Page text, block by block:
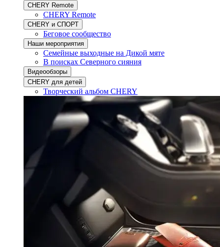
CHERY Remote
CHERY Remote
CHERY и СПОРТ
Беговое сообщество
Наши мероприятия
Семейные выходные на Дикой мяте
В поисках Северного сияния
Видеообзоры
CHERY для детей
Творческий альбом CHERY